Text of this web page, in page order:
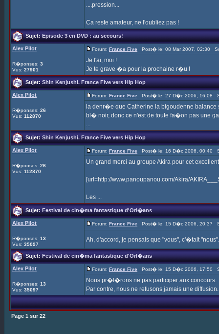
....pression...
Ca reste amateur, ne l'oubliez pas !
Sujet:Episode 3 en DVD : au secours!
Alex Pilot
R�ponses: 3
Vus: 27901
Forum: France Five Post� le: 08 Mar 2007, 02:30
Je l'ai, moi !
Je te grave �a pour la prochaine r�u !
Sujet:Shin Kenjushi. France Five vers Hip Hop
Alex Pilot
R�ponses: 26
Vus: 112870
Forum: France Five Post� le: 27 D�c 2006, 16:08
la denr�e que Catherine la bigoudenne balance
bl� noir, donc ce n'est de toute fa�on pas une
...
Sujet:Shin Kenjushi. France Five vers Hip Hop
Alex Pilot
R�ponses: 26
Vus: 112870
Forum: France Five Post� le: 16 D�c 2006, 00:40
Un grand merci au groupe Akira pour cet
[url=http://www.panoupanou.com/Akira/
Les ...
Sujet:Festival de cin�ma fantastique d'Orl�ans
Alex Pilot
R�ponses: 13
Vus: 35097
Forum: France Five Post� le: 15 D�c 2006, 20:37
Ah, d'accord, je pensais que "vous", c'�tait
Sujet:Festival de cin�ma fantastique d'Orl�ans
Alex Pilot
R�ponses: 13
Vus: 35097
Forum: France Five Post� le: 15 D�c 2006, 17:50
Nous pr�f�rons ne pas participer aux concours.
Par contre, nous ne refusons jamais une diffusion.
Page 1 sur 22